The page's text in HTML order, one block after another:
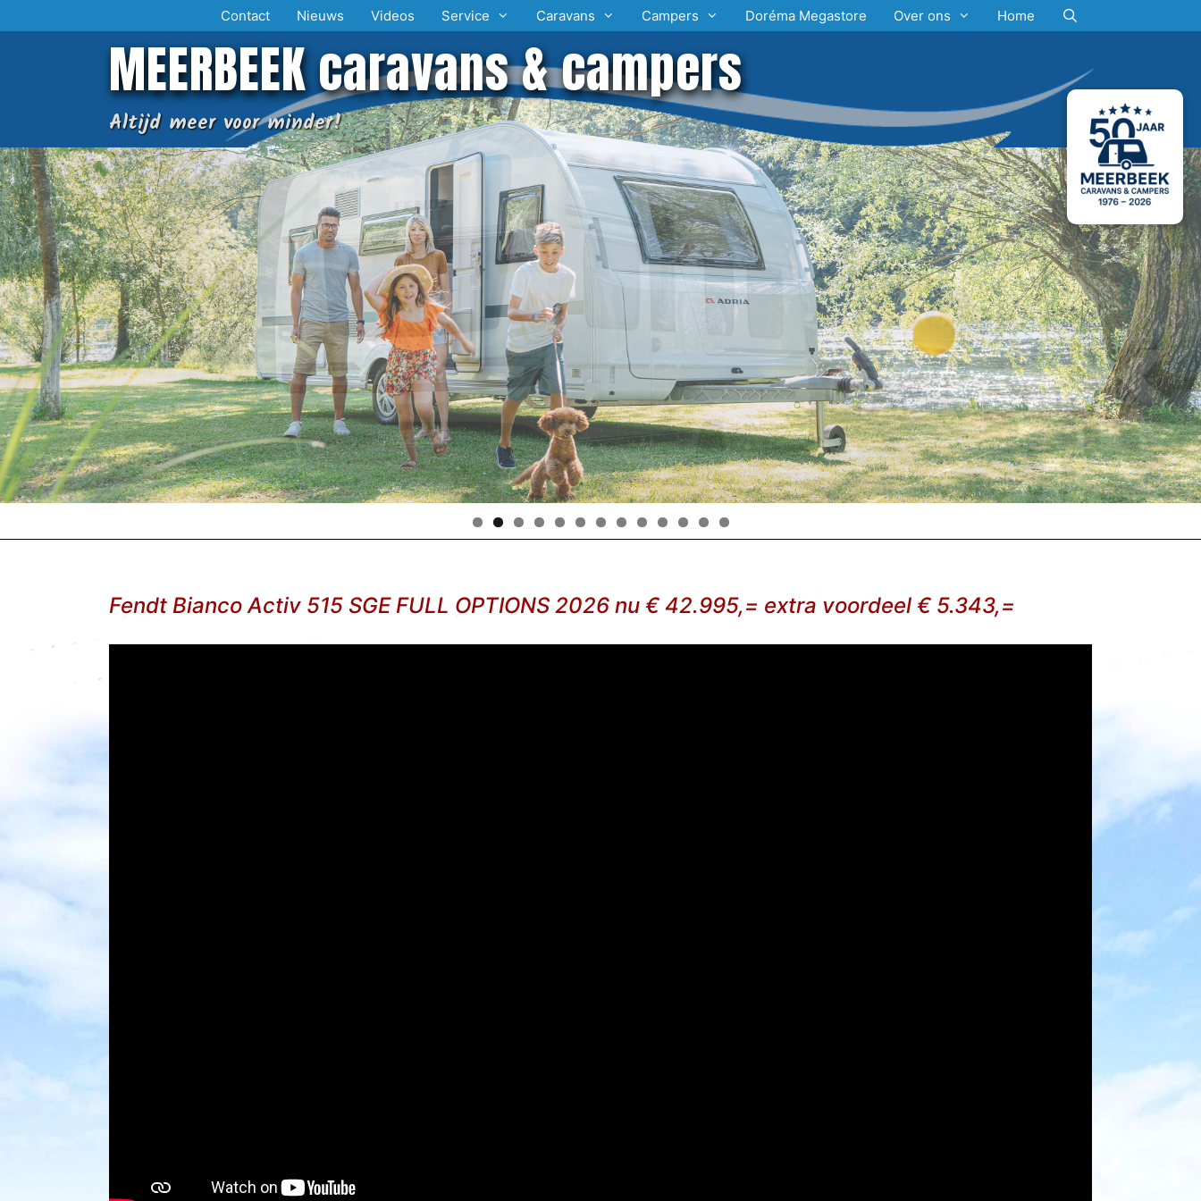
naar
Contact Nieuws Videos Service Caravans Campers Doréma Megastore Over ons Home
MEERBEEK caravans & campers
Altijd meer voor minder!
Fendt Bianco Activ 515 SGE FULL OPTIONS 2026 nu € 42.995,= extra voordeel € 5.343,=